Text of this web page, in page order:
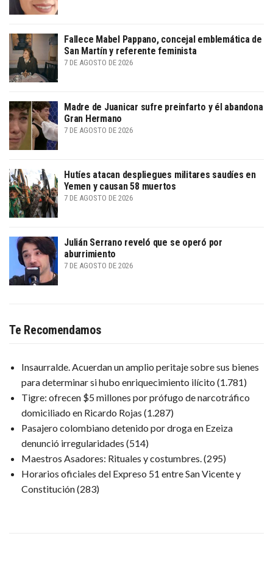
Fallece Mabel Pappano, concejal emblemática de
San Martín y referente feminista
7 DE AGOSTO DE 2026
Madre de Juanicar sufre preinfarto y él abandona
Gran Hermano
7 DE AGOSTO DE 2026
Hutíes atacan despliegues militares saudíes en
Yemen y causan 58 muertos
7 DE AGOSTO DE 2026
Julián Serrano reveló que se operó por
aburrimiento
7 DE AGOSTO DE 2026
Te Recomendamos
Insaurralde. Acuerdan un amplio peritaje sobre sus bienes
para determinar si hubo enriquecimiento ilícito (1.781)
Tigre: ofrecen $5 millones por prófugo de narcotráfico
domiciliado en Ricardo Rojas (1.287)
Pasajero colombiano detenido por droga en Ezeiza
denunció irregularidades (514)
Maestros Asadores: Rituales y costumbres.(295)
Horarios oficiales del Expreso 51 entre San Vicente y
Constitución(283)